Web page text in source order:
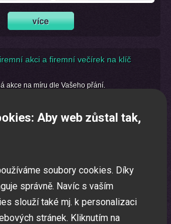
akci a firemní večírek na klíč
akce na míru dle Vašeho přání.
Aby web zůstal tak,
soubory cookies. Díky
správně. Navíc s vaším
slouží také mj. k personalizaci
stránek. Kliknutím na